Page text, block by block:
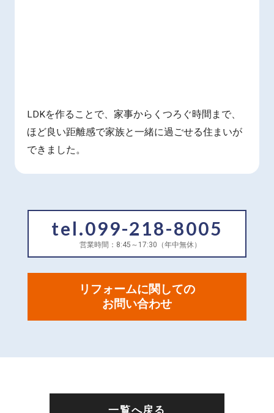
LDKを作ることで、家事からくつろぐ時間まで、
ほど良い距離感で家族と一緒に過ごせる住まいが
できました。
tel.099-218-8005
営業時間：8:45～17:30（年中無休）
リフォームに関しての
お問い合わせ
一覧へ戻る